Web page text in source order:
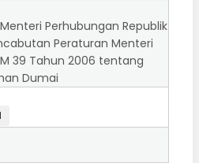
Perhubungan Republik
Peraturan Menteri
39 Tahun 2006 tentang
Dumai